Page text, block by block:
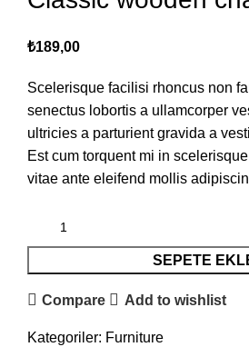
₺189,00
Scelerisque facilisi rhoncus non
senectus lobortis a ullamcorper
ultricies a parturient gravida a
Est cum torquent mi in
vitae ante eleifend mollis
SEPETE
Compare Add to wishlist
Kategoriler: Furniture